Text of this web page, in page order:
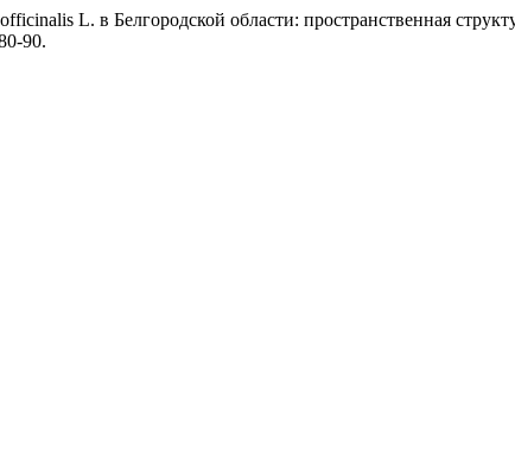
L. в Белгородской области: пространственная
90.